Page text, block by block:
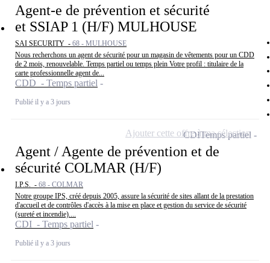
Agent-e de prévention et sécurité
et SSIAP 1 (H/F) MULHOUSE
SAI SECURITY - 68 - MULHOUSE
Nous recherchons un agent de sécurité pour un magasin de vêtements pour un CDD
de 2 mois, renouvelable. Temps partiel ou temps plein Votre profil : titulaire de la
carte professionnelle agent de...
CDD - Temps partiel
Publié il y a 3 jours
Agent / Agente de prévention et de
sécurité COLMAR (H/F)
I.P.S. - 68 - COLMAR
Notre groupe IPS, créé depuis 2005, assure la sécurité de sites allant de la prestation
d'accueil et de contrôles d'accès à la mise en place et gestion du service de sécurité
(sureté et incendie)....
CDI - Temps partiel
Publié il y a 3 jours
CDITemps partiel
Ajouter cette offre à ma sélection